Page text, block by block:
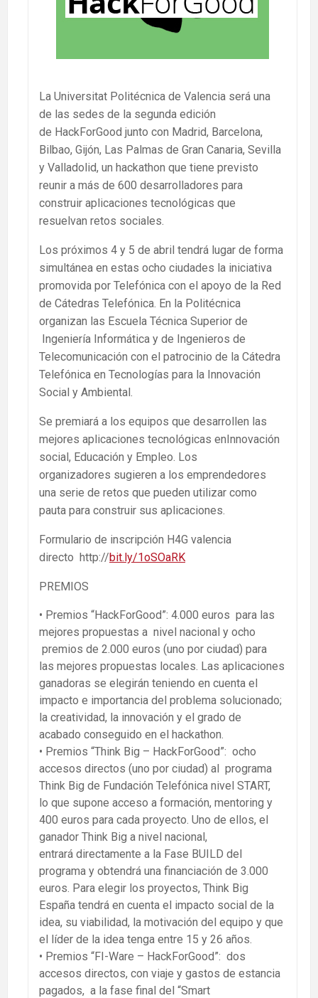
La Universitat Politécnica de Valencia será una
de las sedes de la segunda edición
de HackForGood junto con Madrid, Barcelona,
Bilbao, Gijón, Las Palmas de Gran Canaria, Sevilla
y Valladolid, un hackathon que tiene previsto
reunir a más de 600 desarrolladores para
construir aplicaciones tecnológicas que
resuelvan retos sociales.
Los próximos 4 y 5 de abril tendrá lugar de forma
simultánea en estas ocho ciudades la iniciativa
promovida por Telefónica con el apoyo de la Red
de Cátedras Telefónica. En la Politécnica
organizan las Escuela Técnica Superior de
Ingeniería Informática y de Ingenieros de
Telecomunicación con el patrocinio de la Cátedra
Telefónica en Tecnologías para la Innovación
Social y Ambiental.
Se premiará a los equipos que desarrollen las
mejores aplicaciones tecnológicas enInnovación
social, Educación y Empleo. Los
organizadores sugieren a los emprendedores
una serie de retos que pueden utilizar como
pauta para construir sus aplicaciones.
Formulario de inscripción H4G valencia
directo http://bit.ly/1oSOaRK
PREMIOS
• Premios “HackForGood”: 4.000 euros para las
mejores propuestas a nivel nacional y ocho
premios de 2.000 euros (uno por ciudad) para
las mejores propuestas locales. Las aplicaciones
ganadoras se elegirán teniendo en cuenta el
impacto e importancia del problema solucionado;
la creatividad, la innovación y el grado de
acabado conseguido en el hackathon.
• Premios “Think Big – HackForGood”: ocho
accesos directos (uno por ciudad) al programa
Think Big de Fundación Telefónica nivel START,
lo que supone acceso a formación, mentoring y
400 euros para cada proyecto. Uno de ellos, el
ganador Think Big a nivel nacional,
entrará directamente a la Fase BUILD del
programa y obtendrá una financiación de 3.000
euros. Para elegir los proyectos, Think Big
España tendrá en cuenta el impacto social de la
idea, su viabilidad, la motivación del equipo y que
el líder de la idea tenga entre 15 y 26 años.
• Premios “FI-Ware – HackForGood”: dos
accesos directos, con viaje y gastos de estancia
pagados, a la fase final del “Smart